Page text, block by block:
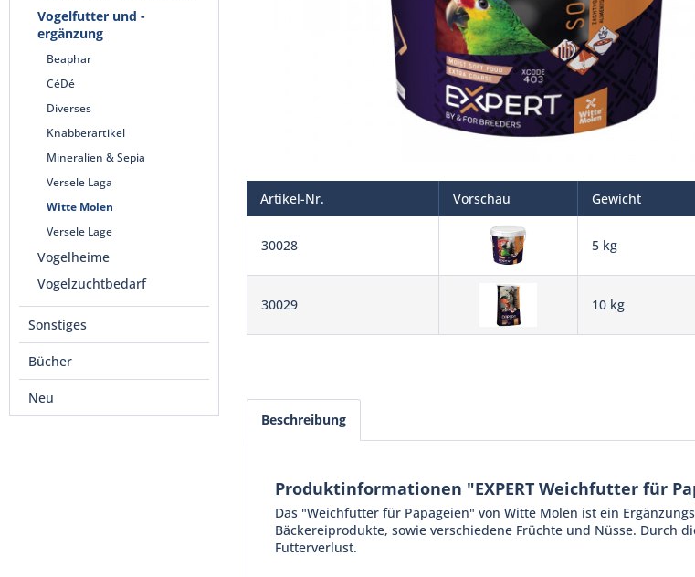
Vogelfutter und -
ergänzung
Beaphar
CéDé
Diverses
Knabberartikel
Mineralien & Sepia
Versele Laga
Witte Molen
Versele Lage
Vogelheime
Vogelzuchtbedarf
Sonstiges
Bücher
Neu
Artikel-Nr. Vorschau Gewicht
30028 5 kg
30029 10 kg
Beschreibung
Produktinformationen "EXPERT Weichfutter für
Das "Weichfutter für Papageien" von Witte Molen ist ein
Bäckereiprodukte, sowie verschiedene Früchte und Nüsse. Durch
Futterverlust.